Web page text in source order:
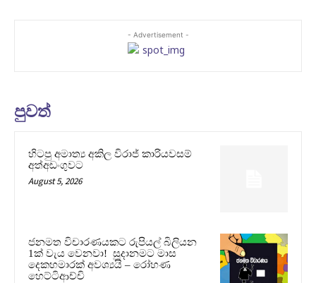
- Advertisement -
පුවත්
හිටපු අමාත්‍ය අකිල විරාජ් කාරියවසම්
අත්අඩංගුවට
August 5, 2026
ජනමත විචාරණයකට රුපියල් බිලියන
1ක් වැය වෙනවා! සූදානමට මාස
දෙකහමාරක් අවශ්‍යයි – රෝහණ
හෙට්ටිආච්චි